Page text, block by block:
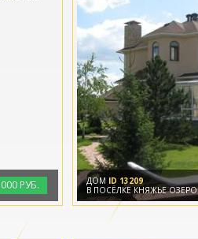
000 РУБ. ДОМ ID 13209
В ПОСЁЛКЕ КНЯЖЬЕ ОЗЕРО